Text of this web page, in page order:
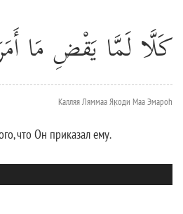
كَلَّا لَمَّا يَقْضِ مَا
Калляя Ляммаа Як̣оди Маа Эмароh
что Он приказал ему.